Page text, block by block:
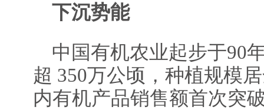
下沉势能
中国有机农业起步于90
超 350万公顷，种植规模
内有机产品销售额首次突